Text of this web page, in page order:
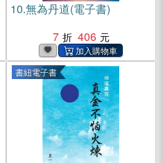
10.無為丹道(電子書)
7
406
書紐電子書